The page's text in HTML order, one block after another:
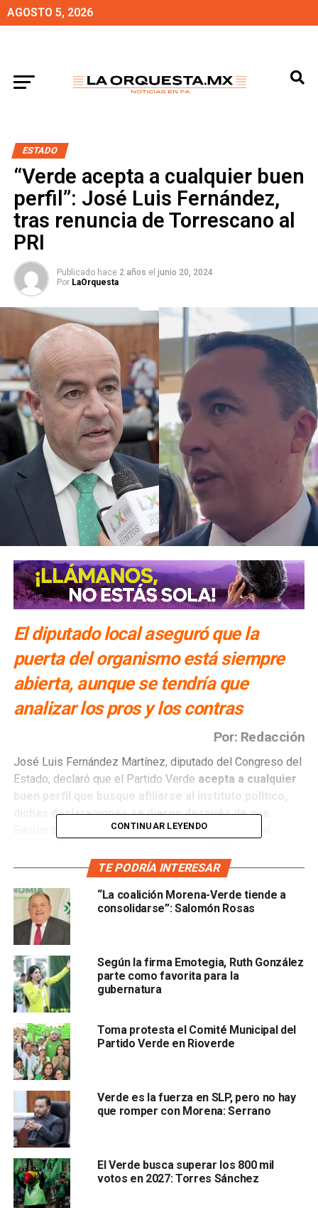
AGOSTO 5, 2026
ESTADO
“Verde acepta a cualquier buen
perfil”: José Luis Fernández,
tras renuncia de Torrescano al
PRI
Publicado hace 2 años el junio 20, 2024
Por LaOrquesta
El diputado local aseguró que la
puerta del organismo está siempre
abierta, aunque se tendría que
analizar los pros y los contras
Por: Redacción
José Luis Fernández Martínez, diputado del Congreso del
Estado, declaró que el Partido Verde acepta a cualquier
buen perfil que busque afiliarse al instituto político,
dichas declaraciones se dieron después de que
Edmundo Torrescano presentara su renuncia al
El legislador del Congreso del Estado de San Luis Potosí
reconoció a Torrescano como un perfil “generoso,
responsable y trabajador”; ademásaseguró que
renunciar al Revolucionario Institucional no tuvo que
ser una “decisión sencilla”.
Fernández Martínez indicó que aunque la puerta del
Partido Verde siempre esté abierta para buenos
liderazgos,
los contras de las personas que buscan integrarse al
organismo político.
También lee:
CONTINUAR LEYENDO
TE PODRÍA INTERESAR
“La coalición Morena-Verde tiende a
consolidarse”: Salomón Rosas
Según la firma Emotegia, Ruth González
parte como favorita para la
gubernatura
Toma protesta el Comité Municipal del
Partido Verde en Rioverde
Verde es la fuerza en SLP, pero no hay
que romper con Morena: Serrano
El Verde busca superar los 800 mil
votos en 2027: Torres Sánchez